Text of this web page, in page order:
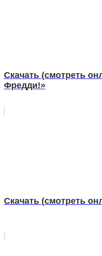
Скачать (смотреть
Фредди!»
Скачать (смотреть